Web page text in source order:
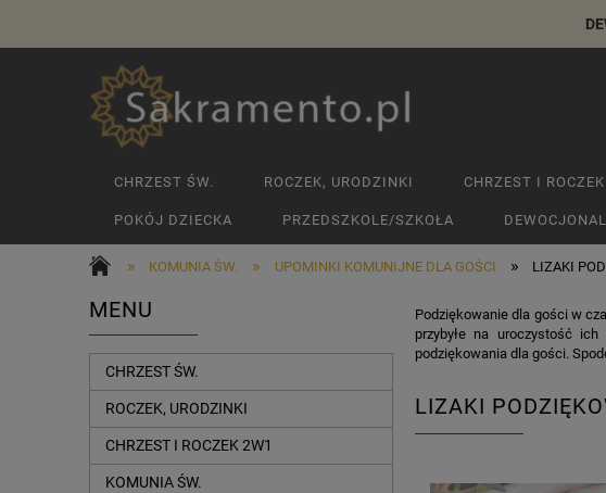
CHRZEST ŚW. ROCZEK, URODZINKI CHRZEST I
POKÓJ DZIECKA PRZEDSZKOLE/SZKOŁA
» KOMUNIA ŚW. » UPOMINKI KOMUNIJNE DLA GOŚCI » LIZAKI
MENU
CHRZEST ŚW.
ROCZEK, URODZINKI
CHRZEST I ROCZEK 2W1
KOMUNIA ŚW.
Podziękowanie dla gości w
przybyłe na uroczystość
podziękowania dla gości.
LIZAKI